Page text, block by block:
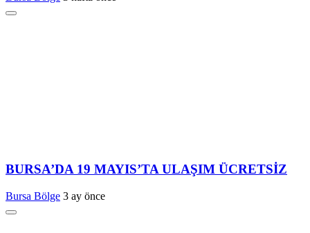
BURSA’DA 19 MAYIS’TA ULAŞIM ÜCRETSİZ
Bursa Bölge 3 ay önce